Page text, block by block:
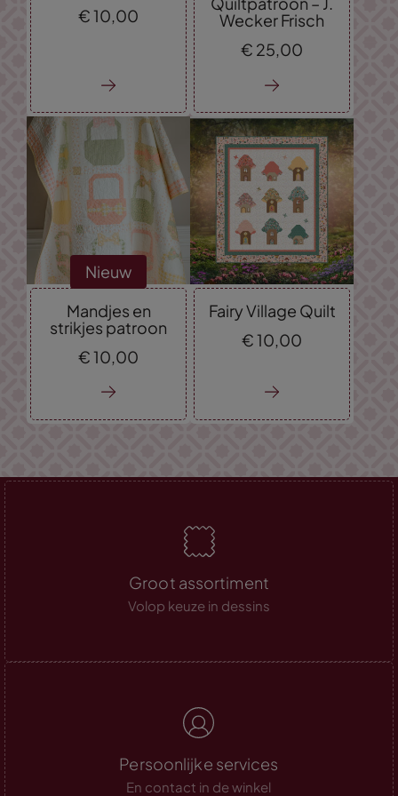
€10,00
Wecker Frisch
€ 25,00
Nieuw
Mandjes en
strikjes patroon
€10, 00
Fairy Village Quilt
€10, 00
Groot assortiment
Volop keuze in dessins
Persoonlijke services
En contact in de winkel